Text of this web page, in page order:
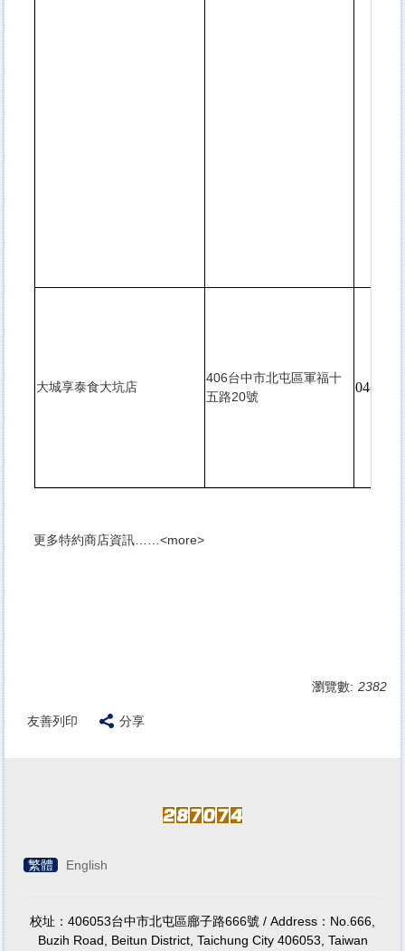
大城享泰食大坑店
406台中市北屯區軍福十
五路20號
04-
更多特約商店資訊……<more>
瀏覽數: 2382
友善列印 分享
繁體 English
校址：406053台中市北屯區廍子路666號 / Address：No.666,
Buzih Road, Beitun District, Taichung City 406053, Taiwan